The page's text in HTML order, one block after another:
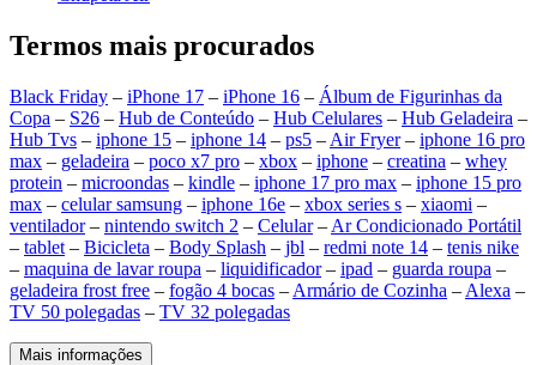
Termos mais procurados
Black Friday – iPhone 17 – iPhone 16 – Álbum de Figurinhas da
Copa – S26 – Hub de Conteúdo – Hub Celulares – Hub Geladeira –
Hub Tvs – iphone 15 – iphone 14 – ps5 – Air Fryer– iphone 16 pro
max – geladeira – poco x7 pro – xbox – iphone – creatina – whey
protein – microondas – kindle – iphone 17 pro max – iphone 15 pro
max – celular samsung – iphone 16e – xbox series s – xiaomi –
ventilador– nintendo switch 2 – Celular– Ar Condicionado Portátil
– tablet – Bicicleta – Body Splash – jbl – redmi note 14 – tenis nike
– maquina de lavar roupa – liquidificador– ipad – guarda roupa –
geladeira frost free – fogão 4 bocas – Armário de Cozinha – Alexa –
TV 50 polegadas – TV 32 polegadas
Mais informações